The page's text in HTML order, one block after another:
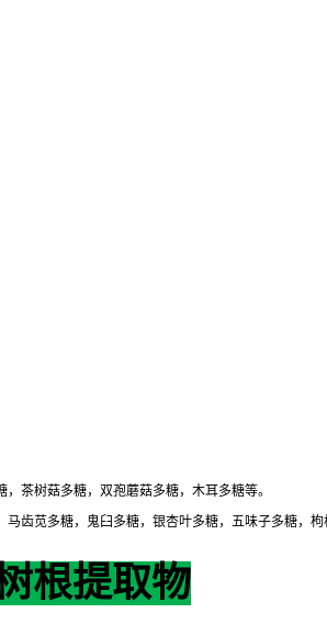
茶树菇多糖，双孢蘑菇多糖，木耳多糖等。
齿苋多糖，鬼臼多糖，银杏叶多糖，五味子多糖，枸
根提取物